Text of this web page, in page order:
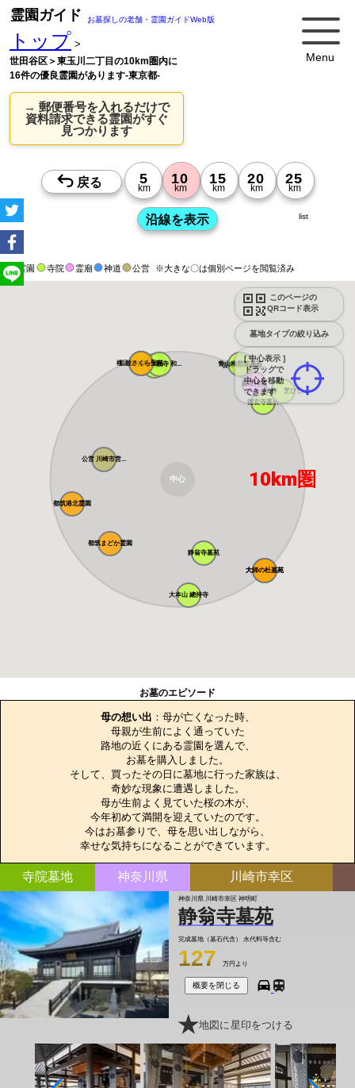
Menu
霊園ガイド お墓探しの老舗・霊園ガイドWeb版
トップ >
世田谷区＞東玉川二丁目の10km圏内に
16件の優良霊園があります-東京都-
→ 郵便番号を入れるだけで
資料請求できる霊園がすぐ
見つかります
霊園 寺院 霊廟 神道 公営 ※大きな〇は個別ページを閲覧済み
このページの
QRコード表示
墓地タイプの絞り込み
[ 中心表示 ]
ドラッグで
中心を移動
できます
list
浄見寺
桜上水 みたま...
徳玄寺墓所
正伝寺 芝びし...
築地本願寺 和... 公営 都立青山...
青山梅窓院墓苑
麻布浄苑
杉並さくら聖苑
都筑港北霊園
大師の杜墓苑
大師の杜墓苑
静翁寺墓苑
公営 川崎市営...
都筑まどか霊園
大本山 總持寺
中心 10km圏
お墓のエピソード
母の想い出 ：母が亡くなった時、
母親が生前によく通っていた
路地の近くにある霊園を選んで、
お墓を購入しました。
そして、買ったその日に墓地に行った家族は、
奇妙な現象に遭遇しました。
母が生前よく見ていた桜の木が、
今年初めて満開を迎えていたのです。
今はお墓参りで、母を思い出しながら、
幸せな気持ちになることができています。
寺院墓地 神奈川県 川崎市幸区
神奈川県 川崎市幸区 神明町
静翁寺墓苑
完成墓地（墓石代含） 永代料等含む
127 万円より
概要を閉じる
地図に星印をつける